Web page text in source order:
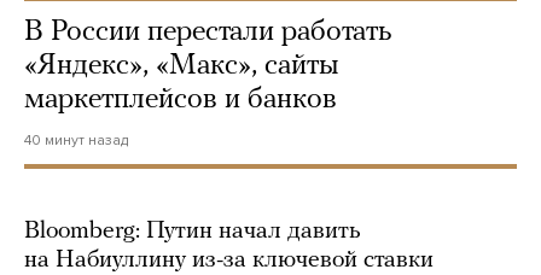
В России перестали работать
«Яндекс», «Макс», сайты
маркетплейсов и банков
40 минут назад
Bloomberg: Путин начал давить
на Набиуллину из-за ключевой ставки